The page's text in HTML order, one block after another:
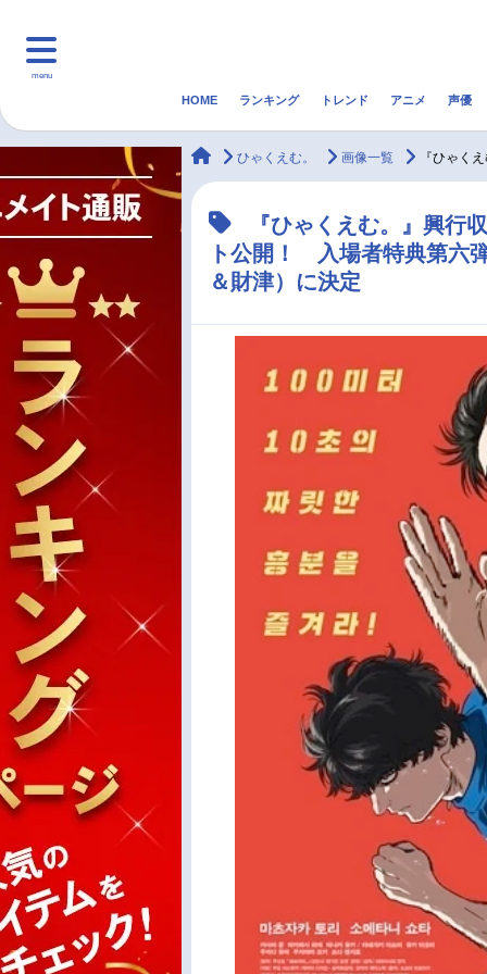
menu
マンガ・ラノベ ゲーム・アプリ 音楽
HOME ランキング トレンド アニメ 声優
animateTimes
ひゃくえむ。 画像一覧 『ひゃく
『ひゃくえむ。』興行
ト公開！ 入場者特典第六
＆財津）に決定